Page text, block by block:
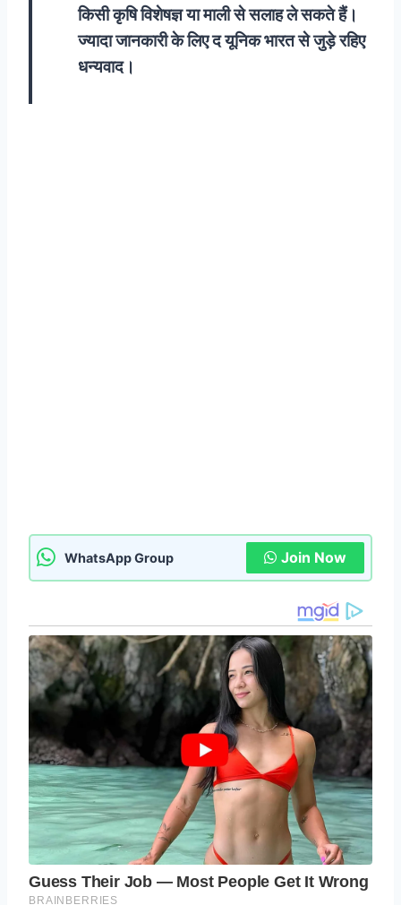
किसी कृषि विशेषज्ञ या माली से सलाह ले सकते हैं।
ज्यादा जानकारी के लिए द यूनिक भारत से जुड़े रहिए
धन्यवाद।
WhatsApp Group Join Now